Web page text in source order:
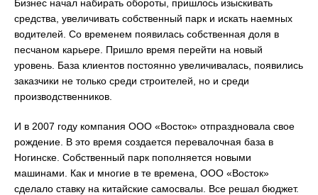
Бизнес начал набирать обороты, пришлось изыскивать
средства, увеличивать собственный парк и искать наемных
водителей. Со временем появилась собственная доля в
песчаном карьере. Пришло время перейти на новый
уровень. База клиентов постоянно увеличивалась, появились
заказчики не только среди строителей, но и среди
производственников.
И в 2007 году компания ООО «Восток» отпраздновала свое
рождение. В это время создается перевалочная база в
Ногинске. Собственный парк пополняется новыми
машинами. Как и многие в те времена, ООО «Восток»
сделало ставку на китайские самосвалы. Все решал бюджет.